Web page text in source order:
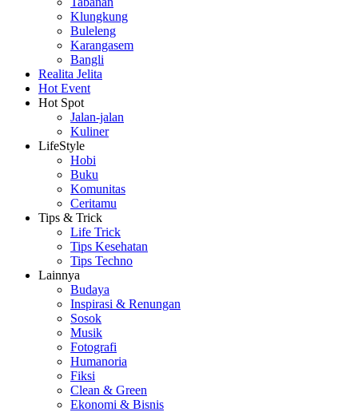
Klungkung
Buleleng
Karangasem
Bangli
Realita Jelita
Hot Event
Hot Spot
Jalan-jalan
Kuliner
LifeStyle
Hobi
Buku
Komunitas
Ceritamu
Tips & Trick
Life Trick
Tips Kesehatan
Tips Techno
Lainnya
Budaya
Inspirasi & Renungan
Sosok
Musik
Fotografi
Humanoria
Fiksi
Clean & Green
Ekonomi & Bisnis